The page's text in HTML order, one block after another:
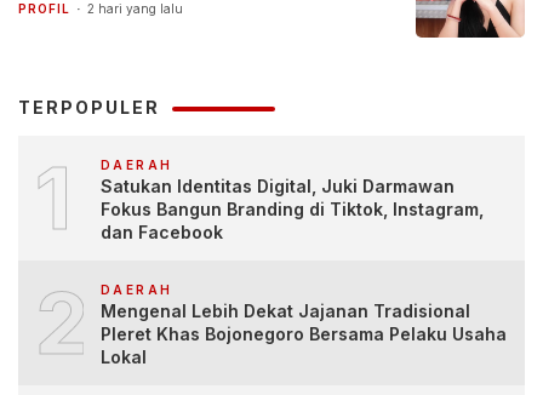
PROFIL 2 hari yang lalu
TERPOPULER
1 DAERAH
Satukan Identitas Digital, Juki Darmawan
Fokus Bangun Branding di Tiktok, Instagram,
dan Facebook
2 DAERAH
Mengenal Lebih Dekat Jajanan Tradisional
Pleret Khas Bojonegoro Bersama Pelaku Usaha
Lokal